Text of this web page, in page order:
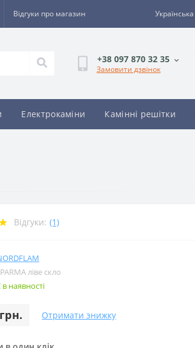
Відгуки про магазин Українська
+38 097 870 32 35
Замовити дзвінок
Електрокаміни Камінні решітки
Відгуки: (1)
PARMA ліве скло
в наявності
Отримати знижку